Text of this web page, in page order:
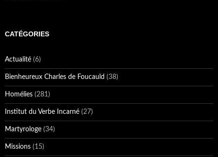
CATÉGORIES
Actualité (6)
Bienheureux Charles de Foucauld (38)
Homélies (281)
Institut du Verbe Incarné (27)
Martyrologe (34)
Missions (15)